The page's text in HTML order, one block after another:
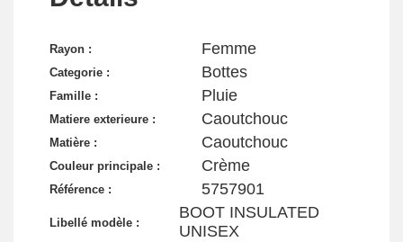
Rayon : Femme
Categorie : Bottes
Famille : Pluie
Matiere exterieure : Caoutchouc
Matière : Caoutchouc
Couleur principale : Crème
Référence : 5757901
Libellé modèle :
BOOT INSULATED
UNISEX